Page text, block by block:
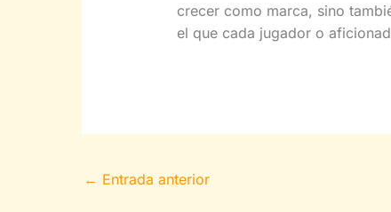
crecer como marca, sino
el que cada jugador o
← Entrada anterior